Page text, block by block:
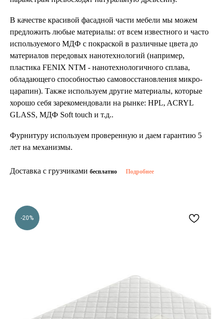
В качестве красивой фасадной части мебели мы можем
предложить любые материалы: от всем известного и часто
используемого МДФ с покраской в различные цвета до
материалов передовых нанотехнологий (например,
пластика FENIX NTM - нанотехнологичного сплава,
обладающего способностью самовосстановления микро-
царапин). Также используем другие материалы, которые
хорошо себя зарекомендовали на рынке: HPL, ACRYL
GLASS, МДФ Soft touch и т.д..
Фурнитуру используем проверенную и даем гарантию 5
лет на механизмы.
Доставка с грузчиками бесплатно Подробнее
-20%